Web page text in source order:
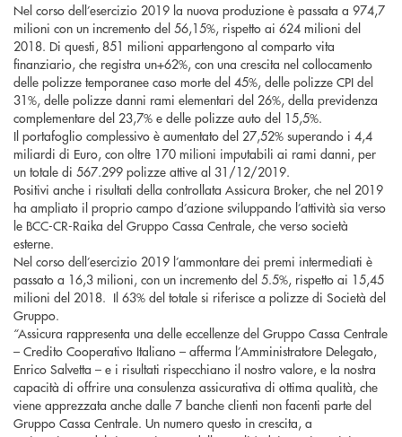
Nel corso dell’esercizio 2019 la nuova produzione è passata a 974,7
milioni con un incremento del 56,15%, rispetto ai 624 milioni del
2018. Di questi, 851 milioni appartengono al comparto vita
finanziario, che registra un+62%, con una crescita nel collocamento
delle polizze temporanee caso morte del 45%, delle polizze CPI del
31%, delle polizze danni rami elementari del 26%, della previdenza
complementare del 23,7% e delle polizze auto del 15,5%.
Il portafoglio complessivo è aumentato del 27,52% superando i 4,4
miliardi di Euro, con oltre 170 milioni imputabili ai rami danni, per
un totale di 567.299 polizze attive al 31/12/2019.
Positivi anche i risultati della controllata Assicura Broker, che nel 2019
ha ampliato il proprio campo d’azione sviluppando l’attività sia verso
le BCC-CR-Raika del Gruppo Cassa Centrale, che verso società
esterne.
Nel corso dell’esercizio 2019 l’ammontare dei premi intermediati è
passato a 16,3 milioni, con un incremento del 5.5%, rispetto ai 15,45
milioni del 2018. Il 63% del totale si riferisce a polizze di Società del
Gruppo.
“Assicura rappresenta una delle eccellenze del Gruppo Cassa Centrale
– Credito Cooperativo Italiano – afferma l’Amministratore Delegato,
Enrico Salvetta – e i risultati rispecchiano il nostro valore, e la nostra
capacità di offrire una consulenza assicurativa di ottima qualità, che
viene apprezzata anche dalle 7 banche clienti non facenti parte del
Gruppo Cassa Centrale. Un numero questo in crescita, a